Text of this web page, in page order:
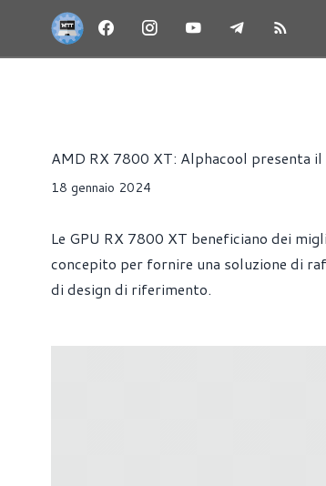
AMD RX 7800 XT: Alphacool presenta
18 gennaio 2024
Le GPU RX 7800 XT beneficiano dei
concepito per fornire una soluzione di
di design di riferimento.